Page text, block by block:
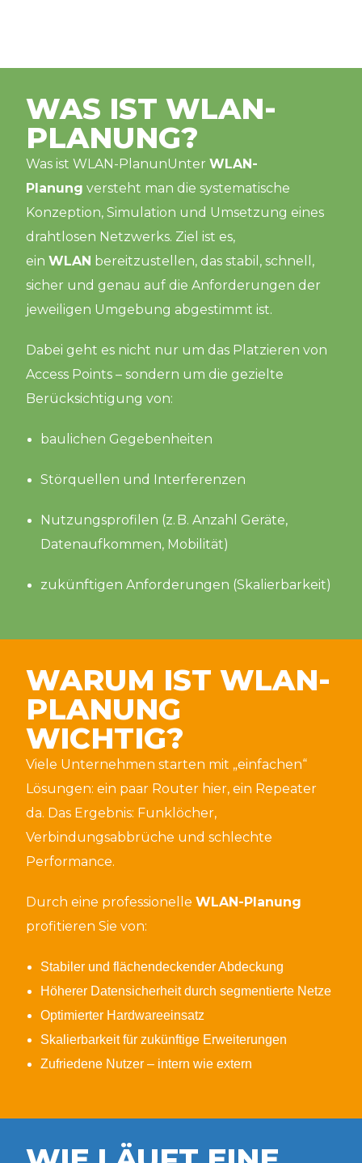
WAS IST WLAN-
PLANUNG?
Was ist WLAN-PlanunUnter WLAN-
Planung versteht man die systematische
Konzeption, Simulation und Umsetzung eines
drahtlosen Netzwerks. Ziel ist es,
ein WLAN bereitzustellen, das stabil, schnell,
sicher und genau auf die Anforderungen der
jeweiligen Umgebung abgestimmt ist.
Dabei geht es nicht nur um das Platzieren von
Access Points – sondern um die gezielte
Berücksichtigung von:
baulichen Gegebenheiten
Störquellen und Interferenzen
Nutzungsprofilen (z. B. Anzahl Geräte,
Datenaufkommen, Mobilität)
zukünftigen Anforderungen (Skalierbarkeit)
WARUM IST WLAN-
PLANUNG
WICHTIG?
Viele Unternehmen starten mit „einfachen“
Lösungen: ein paar Router hier, ein Repeater
da. Das Ergebnis: Funklöcher,
Verbindungsabbrüche und schlechte
Performance.
Durch eine professionelle WLAN-Planung
profitieren Sie von:
Stabiler und flächendeckender Abdeckung
Höherer Datensicherheit durch segmentierte Netze
Optimierter Hardwareeinsatz
Skalierbarkeit für zukünftige Erweiterungen
Zufriedene Nutzer – intern wie extern